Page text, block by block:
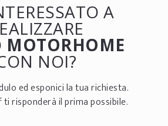
A
MOTORHOME
NOI?
ed esponici la tua richiesta.
risponderà il prima possibile.